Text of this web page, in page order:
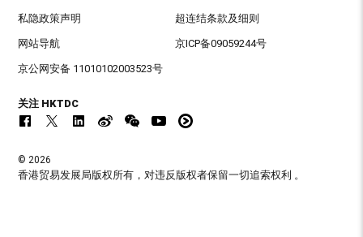
私隐政策声明 超连结条款及细则
网站导航 京ICP备09059244号
京公网安备 11010102003523号
关注 HKTDC
© 2026
香港贸易发展局版权所有，对违反版权者保留一切追索权利 。